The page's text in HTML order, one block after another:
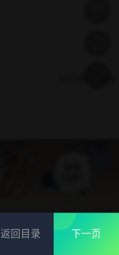
返回目录 下一页